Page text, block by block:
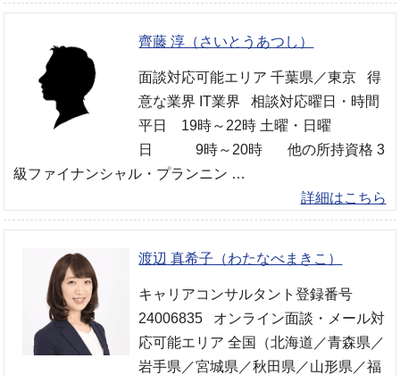
齊藤 淳（さいとうあつし）
面談対応可能エリア 千葉県／東京 得
意な業界 IT業界 相談対応曜日・時間
平日 19時～22時 土曜・日曜
日 9時～20時 他の所持資格 3
級ファイナンシャル・プランニン …
詳細はこちら
渡辺 真希子（わたなべまきこ）
キャリアコンサルタント登録番号
24006835 オンライン面談・メール対
応可能エリア 全国（北海道／青森県／
岩手県／宮城県／秋田県／山形県／福